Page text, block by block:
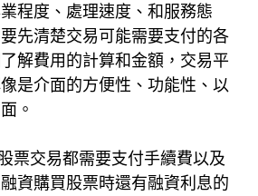
程度、處理速度、和服務態
先清楚交易可能需要支付的各
解費用的計算和金額，交易平
是介面的方便性、功能性、以
。
票交易都需要支付手續費以及
資購買股票時還有融資利息的